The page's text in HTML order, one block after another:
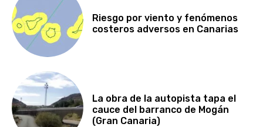
Riesgo por viento y fenómenos
costeros adversos en Canarias
La obra de la autopista tapa el
cauce del barranco de Mogán
(Gran Canaria)